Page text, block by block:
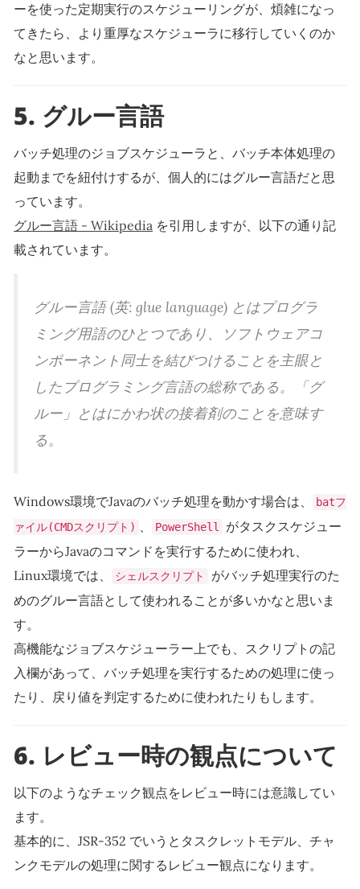
ーを使った定期実行のスケジューリングが、煩雑になっ
てきたら、より重厚なスケジューラに移行していくのか
なと思います。
5. グルー言語
バッチ処理のジョブスケジューラと、バッチ本体処理の
起動までを紐付けするが、個人的にはグルー言語だと思
っています。
グルー言語 - Wikipedia を引用しますが、以下の通り記
載されています。
グルー言語 (英: glue language) とはプログラ
ミング用語のひとつであり、ソフトウェアコ
ンポーネント同士を結びつけることを主眼と
したプログラミング言語の総称である。「グ
ルー」とはにかわ状の接着剤のことを意味す
る。
Windows環境でJavaのバッチ処理を動かす場合は、
batフ
ァイル(CMDスクリプト) 、 PowerShell
がタスクスケジュー
ラーからJavaのコマンドを実行するために使われ、
Linux環境では、
シェルスクリプト
がバッチ処理実行のた
めのグルー言語として使われることが多いかなと思いま
す。
高機能なジョブスケジューラー上でも、スクリプトの記
入欄があって、バッチ処理を実行するための処理に使っ
たり、戻り値を判定するために使われたりもします。
6. レビュー時の観点について
以下のようなチェック観点をレビュー時には意識してい
ます。
基本的に、JSR-352 でいうとタスクレットモデル、チャ
ンクモデルの処理に関するレビュー観点になります。